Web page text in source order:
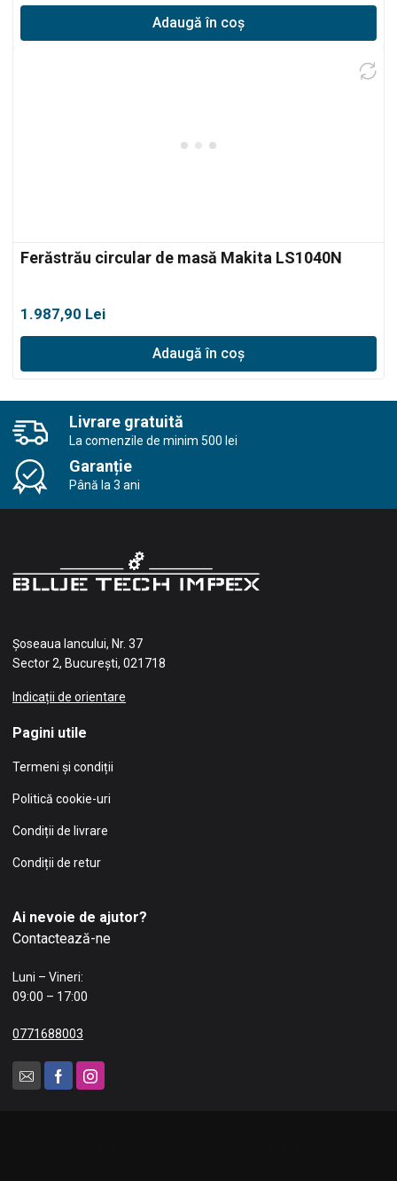
Adaugă în coș
Ferăstrău circular de masă Makita LS1040N
1.987,90 Lei
Adaugă în coș
Livrare gratuită
La comenzile de minim 500 lei
Garanție
Până la 3 ani
Șoseaua Iancului, Nr. 37
Sector 2, București, 021718
Indicații de orientare
Pagini utile
Termeni și condiții
Politică cookie-uri
Condiții de livrare
Condiții de retur
Ai nevoie de ajutor?
Contactează-ne
Luni – Vineri:
09:00 – 17:00
0771688003